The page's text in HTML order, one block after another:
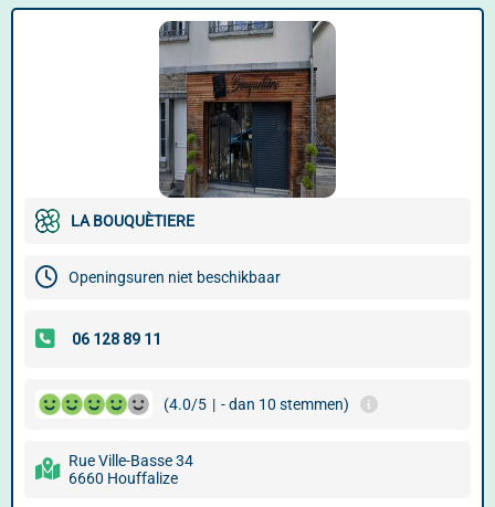
LA BOUQUÈTIERE
Openingsuren niet beschikbaar
(4.0/5 | - dan 10 stemmen)
Rue Ville-Basse 34
6660 Houffalize